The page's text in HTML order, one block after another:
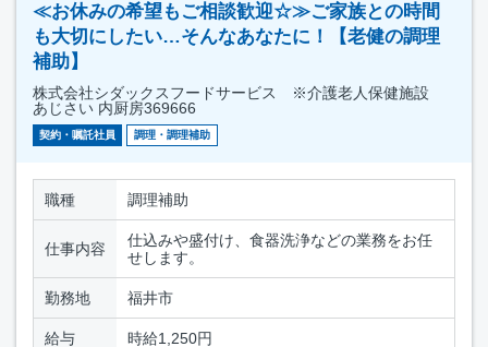
≪お休みの希望もご相談歓迎☆≫ご家族との時間
も大切にしたい…そんなあなたに！【老健の調理
補助】
株式会社シダックスフードサービス ※介護老人保健施設
あじさい 内厨房369666
契約・嘱託社員 調理・調理補助
職種 調理補助
仕事内容
仕込みや盛付け、食器洗浄などの業務をお任
せします。
勤務地 福井市
給与 時給1,250円